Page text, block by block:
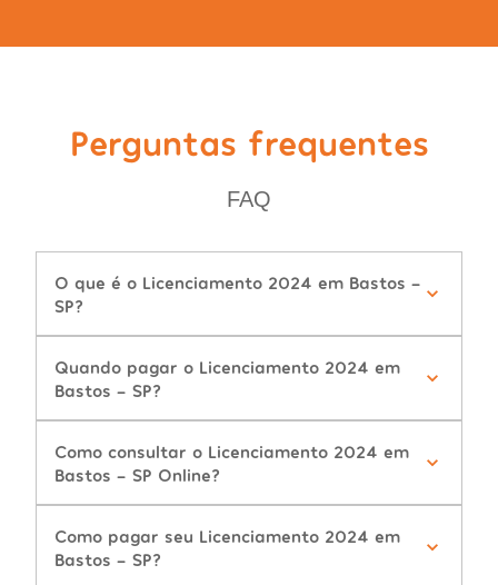
Perguntas frequentes
FAQ
O que é o Licenciamento 2024 em Bastos -
SP?
Quando pagar o Licenciamento 2024 em
Bastos - SP?
Como consultar o Licenciamento 2024 em
Bastos - SP Online?
Como pagar seu Licenciamento 2024 em
Bastos - SP?